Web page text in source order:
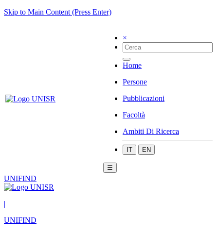
Skip to Main Content (Press Enter)
×
Home
Persone
Pubblicazioni
Facoltà
Ambiti Di Ricerca
IT EN
☰
UNIFIND
|
UNIFIND